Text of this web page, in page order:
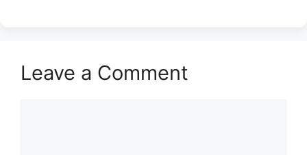
Leave a Comment